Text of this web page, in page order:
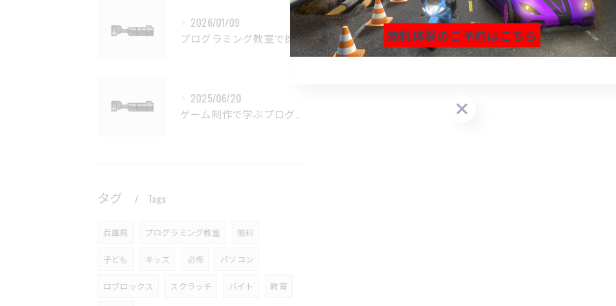
2026/01/09
プログラミング教室で挫折しない学習法
2025/06/20
タグ Tags
兵庫県 プログラミング教室 無料
子ども キッズ 必修 パソコン
ロブロックス スクラッチ バイト 教育
無料体験のご予約はこちら